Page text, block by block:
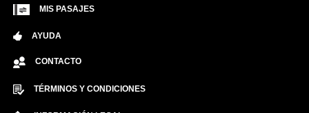
MIS PASAJES
AYUDA
CONTACTO
TÉRMINOS Y CONDICIONES